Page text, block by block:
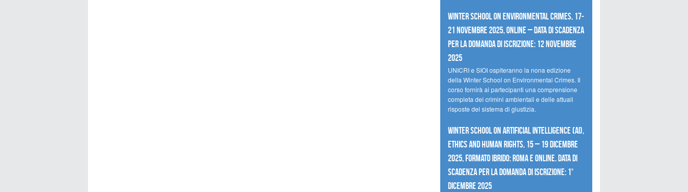
Winter School on Environmental Crimes, 17-
21 novembre 2025, Online – Data di scadenza
per la domanda di iscrizione: 12 novembre
2025
UNICRI e SIOI ospiteranno la nona edizione
della Winter School on Environmental Crimes. Il
corso fornirà ai partecipanti una comprensione
completa dei crimini ambientali e delle attuali
risposte del sistema di giustizia.
Winter School on Artificial Intelligence (AI),
Ethics and Human Rights, 15 – 19 dicembre
2025, Formato Ibrido: Roma e online. Data di
scadenza per la domanda di iscrizione: 1°
dicembre 2025